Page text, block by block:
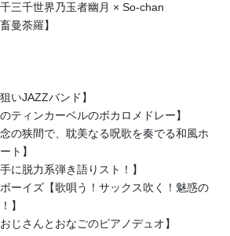
三千世界乃玉者幽月 × So-chan
曼荼羅】
いJAZZバンド】
ティンカーベルのボカロメドレー】
の狭間で、耽美なる呪歌を奏でる和風ホ
ト】
に脱力系弾き語りスト！】
ーイズ【歌唄う！サックス吹く！魅惑の
】
じさんとおなごのピアノデュオ】